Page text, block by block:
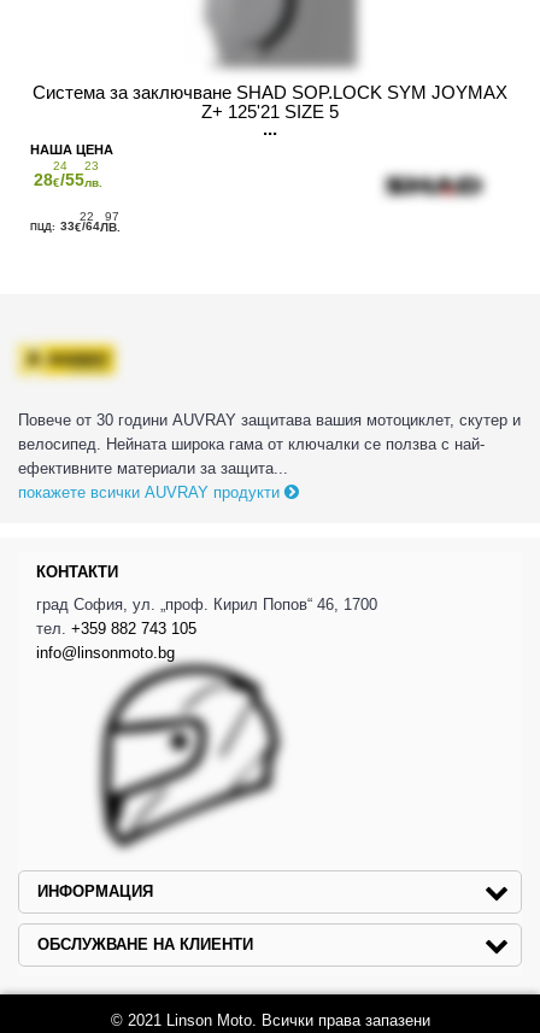
Повече от 30 години AUVRAY защитава вашия мотоциклет, скутер и
велосипед. Нейната широка гама от ключалки се ползва с най-
ефективните материали за защита...
покажете всички AUVRAY продукти
Система за заключване SHAD SOP.LOCK SYM JOYMAX
Z+ 125'21 SIZE 5
28
24
€/55
23
лв.
33
22
€/64
97
ЛВ.
КОНТАКТИ
град София, ул. „проф. Кирил Попов“ 46, 1700
тел. +359 882 743 105
info@linsonmoto.bg
ИНФОРМАЦИЯ
ОБСЛУЖВАНЕ НА КЛИЕНТИ
© 2021 Linson Moto. Всички права запазени